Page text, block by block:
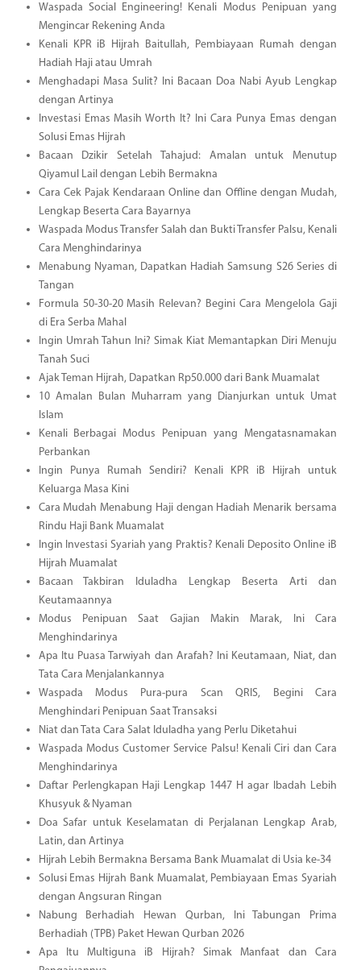
Waspada Social Engineering! Kenali Modus Penipuan yang
Mengincar Rekening Anda
Kenali KPR iB Hijrah Baitullah, Pembiayaan Rumah dengan
Hadiah Haji atau Umrah
Menghadapi Masa Sulit? Ini Bacaan Doa Nabi Ayub Lengkap
dengan Artinya
Investasi Emas Masih Worth It? Ini Cara Punya Emas dengan
Solusi Emas Hijrah
Bacaan Dzikir Setelah Tahajud: Amalan untuk Menutup
Qiyamul Lail dengan Lebih Bermakna
Cara Cek Pajak Kendaraan Online dan Offline dengan Mudah,
Lengkap Beserta Cara Bayarnya
Waspada Modus Transfer Salah dan Bukti Transfer Palsu, Kenali
Cara Menghindarinya
Menabung Nyaman, Dapatkan Hadiah Samsung S26 Series di
Tangan
Formula 50-30-20 Masih Relevan? Begini Cara Mengelola Gaji
di Era Serba Mahal
Ingin Umrah Tahun Ini? Simak Kiat Memantapkan Diri Menuju
Tanah Suci
Ajak Teman Hijrah, Dapatkan Rp50.000 dari Bank Muamalat
10 Amalan Bulan Muharram yang Dianjurkan untuk Umat
Islam
Kenali Berbagai Modus Penipuan yang Mengatasnamakan
Perbankan
Ingin Punya Rumah Sendiri? Kenali KPR iB Hijrah untuk
Keluarga Masa Kini
Cara Mudah Menabung Haji dengan Hadiah Menarik bersama
Rindu Haji Bank Muamalat
Ingin Investasi Syariah yang Praktis? Kenali Deposito Online iB
Hijrah Muamalat
Bacaan Takbiran Iduladha Lengkap Beserta Arti dan
Keutamaannya
Modus Penipuan Saat Gajian Makin Marak, Ini Cara
Menghindarinya
Apa Itu Puasa Tarwiyah dan Arafah? Ini Keutamaan, Niat, dan
Tata Cara Menjalankannya
Waspada Modus Pura-pura Scan QRIS, Begini Cara
Menghindari Penipuan Saat Transaksi
Niat dan Tata Cara Salat Iduladha yang Perlu Diketahui
Waspada Modus Customer Service Palsu! Kenali Ciri dan Cara
Menghindarinya
Daftar Perlengkapan Haji Lengkap 1447 H agar Ibadah Lebih
Khusyuk & Nyaman
Doa Safar untuk Keselamatan di Perjalanan Lengkap Arab,
Latin, dan Artinya
Hijrah Lebih Bermakna Bersama Bank Muamalat di Usia ke-34
Solusi Emas Hijrah Bank Muamalat, Pembiayaan Emas Syariah
dengan Angsuran Ringan
Nabung Berhadiah Hewan Qurban, Ini Tabungan Prima
Berhadiah (TPB) Paket Hewan Qurban 2026
Apa Itu Multiguna iB Hijrah? Simak Manfaat dan Cara